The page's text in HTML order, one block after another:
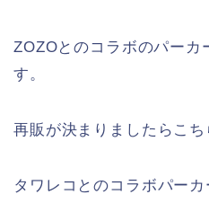
ZOZOとのコラボのパーカ
す。
再販が決まりましたらこち
タワレコとのコラボパー